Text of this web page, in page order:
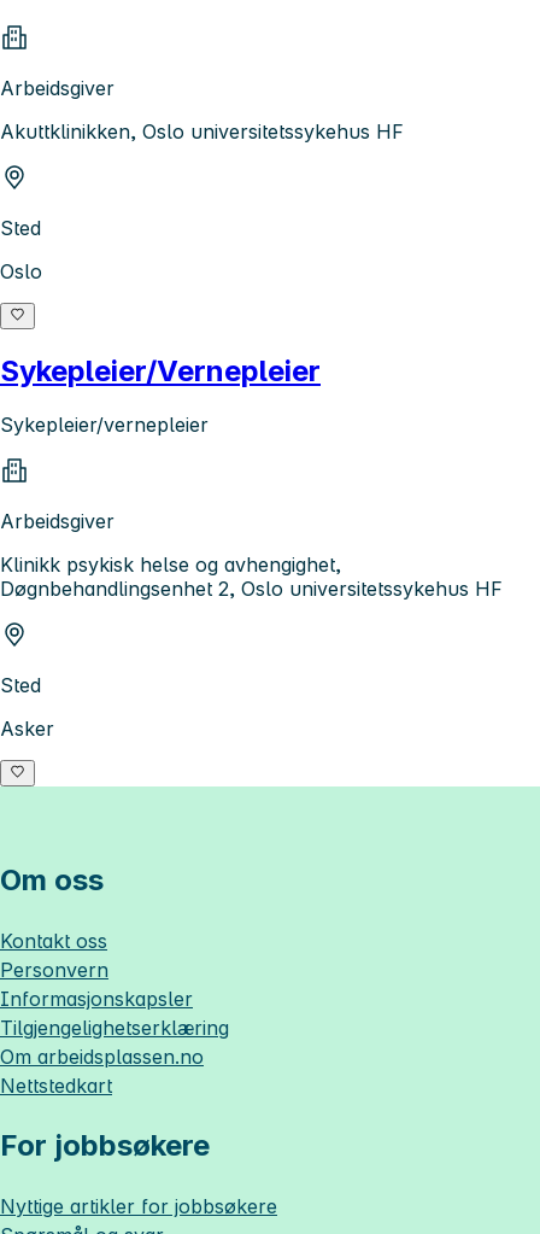
Arbeidsgiver
Akuttklinikken, Oslo universitetssykehus HF
Sted
Oslo
Sykepleier/Vernepleier
Sykepleier/vernepleier
Arbeidsgiver
Klinikk psykisk helse og avhengighet,
Døgnbehandlingsenhet 2, Oslo universitetssykehus HF
Sted
Asker
Om oss
Kontakt oss
Personvern
Informasjonskapsler
Tilgjengelighetserklæring
Om arbeidsplassen.no
Nettstedkart
For jobbsøkere
Nyttige artikler for jobbsøkere